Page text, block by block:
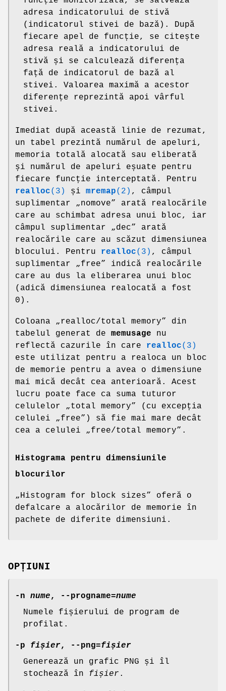
adresa indicatorului de stivă
(indicatorul stivei de bază). După
fiecare apel de funcție, se citește
adresa reală a indicatorului de
stivă și se calculează diferența
față de indicatorul de bază al
stivei. Valoarea maximă a acestor
diferențe reprezintă apoi vârful
stivei.
Imediat după această linie de rezumat,
un tabel prezintă numărul de apeluri,
memoria totală alocată sau eliberată
și numărul de apeluri eșuate pentru
fiecare funcție interceptată. Pentru
realloc(3) și mremap(2) , câmpul
suplimentar „nomove” arată realocările
care au schimbat adresa unui bloc, iar
câmpul suplimentar „dec” arată
realocările care au scăzut dimensiunea
blocului. Pentru realloc(3) , câmpul
suplimentar „free” indică realocările
care au dus la eliberarea unui bloc
(adică dimensiunea realocată a fost
0).
Coloana „realloc/total memory” din
tabelul generat de memusage nu
reflectă cazurile în care realloc(3)
este utilizat pentru a realoca un bloc
de memorie pentru a avea o dimensiune
mai mică decât cea anterioară. Acest
lucru poate face ca suma tuturor
celulelor „total memory” (cu excepția
celulei „free”) să fie mai mare decât
cea a celulei „free/total memory”.
Histograma pentru dimensiunile
blocurilor
„Histogram for block sizes” oferă o
defalcare a alocărilor de memorie în
pachete de diferite dimensiuni.
OPȚIUNI
-n nume, --progname=nume
Numele fișierului de program de
profilat.
-p fișier, --png=fișier
Generează un grafic PNG și îl
stochează în fișier .